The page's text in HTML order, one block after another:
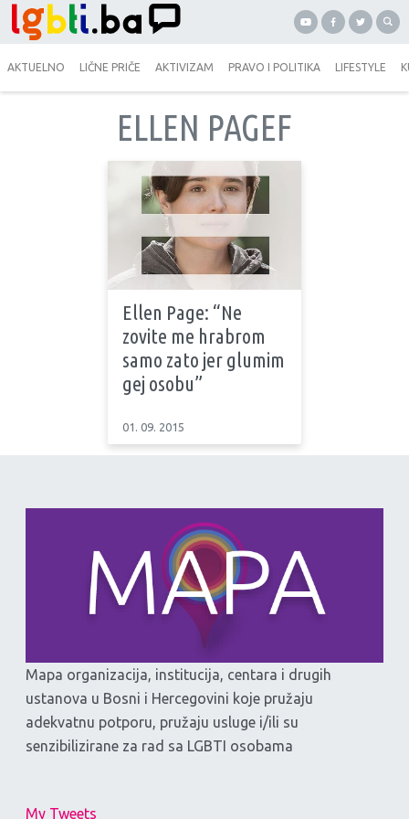
AKTUELNO LIČNE PRIČE AKTIVIZAM PRAVO I POLITIKA LIFESTYLE
ELLEN PAGEF
Ellen Page: “Ne
zovite me hrabrom
samo zato jer glumim
gej osobu”
01. 09. 2015
Mapa organizacija, institucija, centara i drugih
ustanova u Bosni i Hercegovini koje pružaju
adekvatnu potporu, pružaju usluge i/ili su
senzibilizirane za rad sa LGBTI osobama
My Tweets